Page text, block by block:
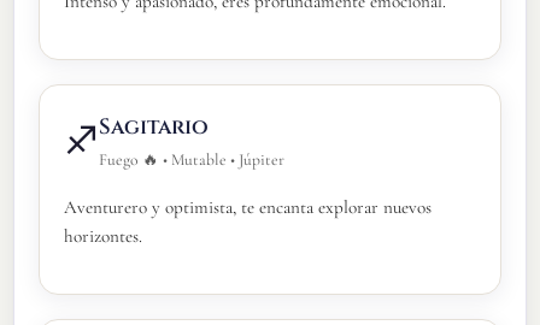
♐Sagitario
Fuego 🔥 • Mutable • Júpiter
Aventurero y optimista, te encanta explorar nuevos
horizontes.